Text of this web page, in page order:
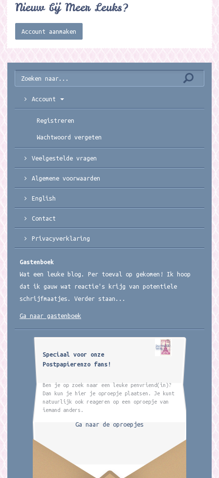
Nieuw bij Meer Leuks?
Account aanmaken
Account
Registreren
Wachtwoord vergeten
Veelgestelde vragen
Algemene voorwaarden
English
Contact
Privacyverklaring
Gastenboek
Wat een leuke blog. Per toeval op gekomen! Ik hoop
dat ik gauw wat reactie's krijg van potentiele
schrijfmaatjes. Verder staan...
Ga naar gastenboek
Speciaal voor onze
Postpapierenzo fans!
Ben je op zoek naar een leuke penvriend(in)?
Dan kun je hier je oproepje plaatsen. Je kunt
natuurlijk ook reageren op een oproepje van
iemand anders.
Ga naar de oproepjes